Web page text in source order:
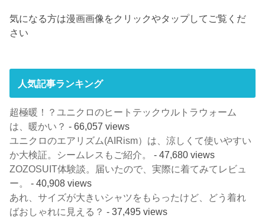
気になる方は漫画画像をクリックやタップしてご覧くだ
さい
人気記事ランキング
超極暖！？ユニクロのヒートテックウルトラウォーム
は、暖かい？ - 66,057 views
ユニクロのエアリズム(AIRism）は、涼しくて使いやすい
か大検証。シームレスもご紹介。
- 47,680 views
ZOZOSUIT体験談。届いたので、実際に着てみてレビュ
ー。
- 40,908 views
あれ、サイズが大きいシャツをもらったけど、どう着れ
ばおしゃれに見える？ - 37,495 views